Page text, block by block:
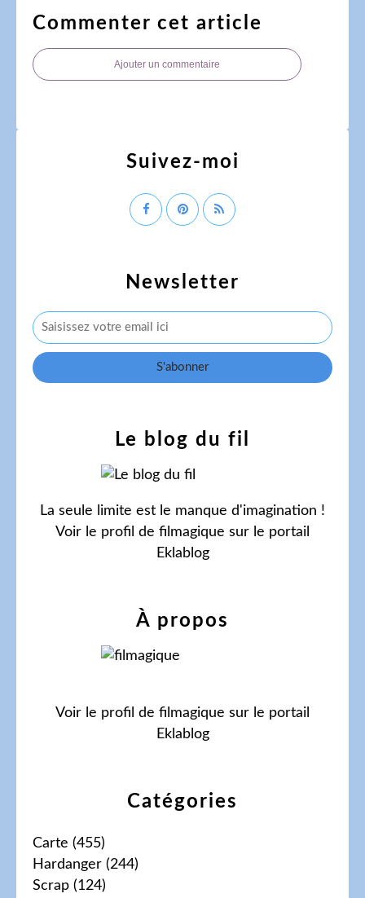
Commenter cet article
Ajouter un commentaire
Newsletter
Catégories
Carte (455)
Hardanger (244)
Scrap (124)
Le blog du fil
La seule limite est le manque d'imagination !
Voir le profil de filmagique sur le portail
Eklablog
Suivez-moi
À propos
Voir le profil de filmagique sur le portail
Eklablog